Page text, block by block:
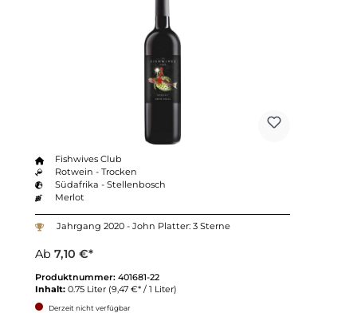
Fishwives Club
Rotwein - Trocken
Südafrika - Stellenbosch
Merlot
Jahrgang 2020 - John Platter: 3 Sterne
Ab 7,10 €*
Produktnummer: 401681-22
Inhalt: 0.75 Liter (9,47 €* / 1 Liter)
Derzeit nicht verfügbar